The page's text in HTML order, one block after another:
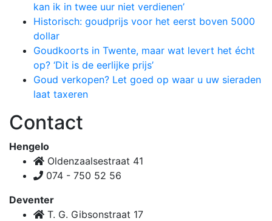
kan ik in twee uur niet verdienen’
Historisch: goudprijs voor het eerst boven 5000
dollar
Goudkoorts in Twente, maar wat levert het écht
op? ‘Dit is de eerlijke prijs’
Goud verkopen? Let goed op waar u uw sieraden
laat taxeren
Contact
Hengelo
Oldenzaalsestraat 41
074 - 750 52 56
Deventer
T. G. Gibsonstraat 17